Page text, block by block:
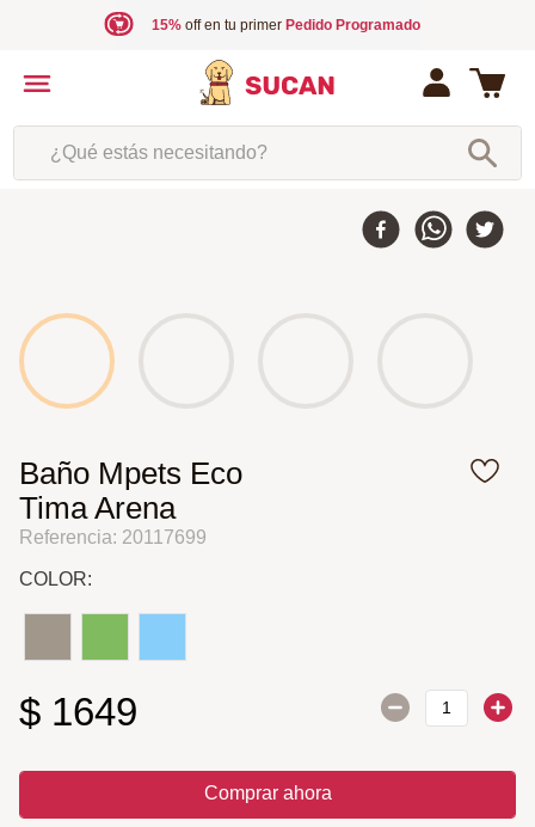
15%off en tu primer Pedido Programado
¿Qué estás necesitando?
Baño Mpets Eco
Tima Arena
Referencia: 20117699
COLOR:
$ 1649
Comprar ahora